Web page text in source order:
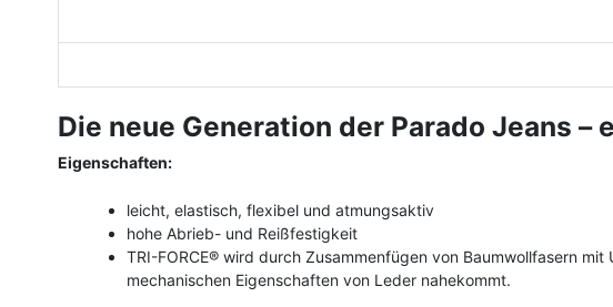
Die neue Generation der Parado Jeans
Eigenschaften:
leicht, elastisch, flexibel und atmungsaktiv
hohe Abrieb- und Reißfestigkeit
TRI-FORCE® wird durch Zusammenfügen von Baumwollfasern
mechanischen Eigenschaften von Leder nahekommt.